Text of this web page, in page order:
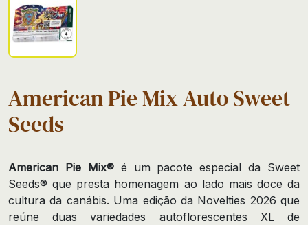
American Pie Mix Auto Sweet
Seeds
American Pie Mix®é um pacote especial da Sweet
Seeds® que presta homenagem ao lado mais doce da
cultura da canábis. Uma edição da Novelties 2026 que
reúne duas variedades autoflorescentes XL de